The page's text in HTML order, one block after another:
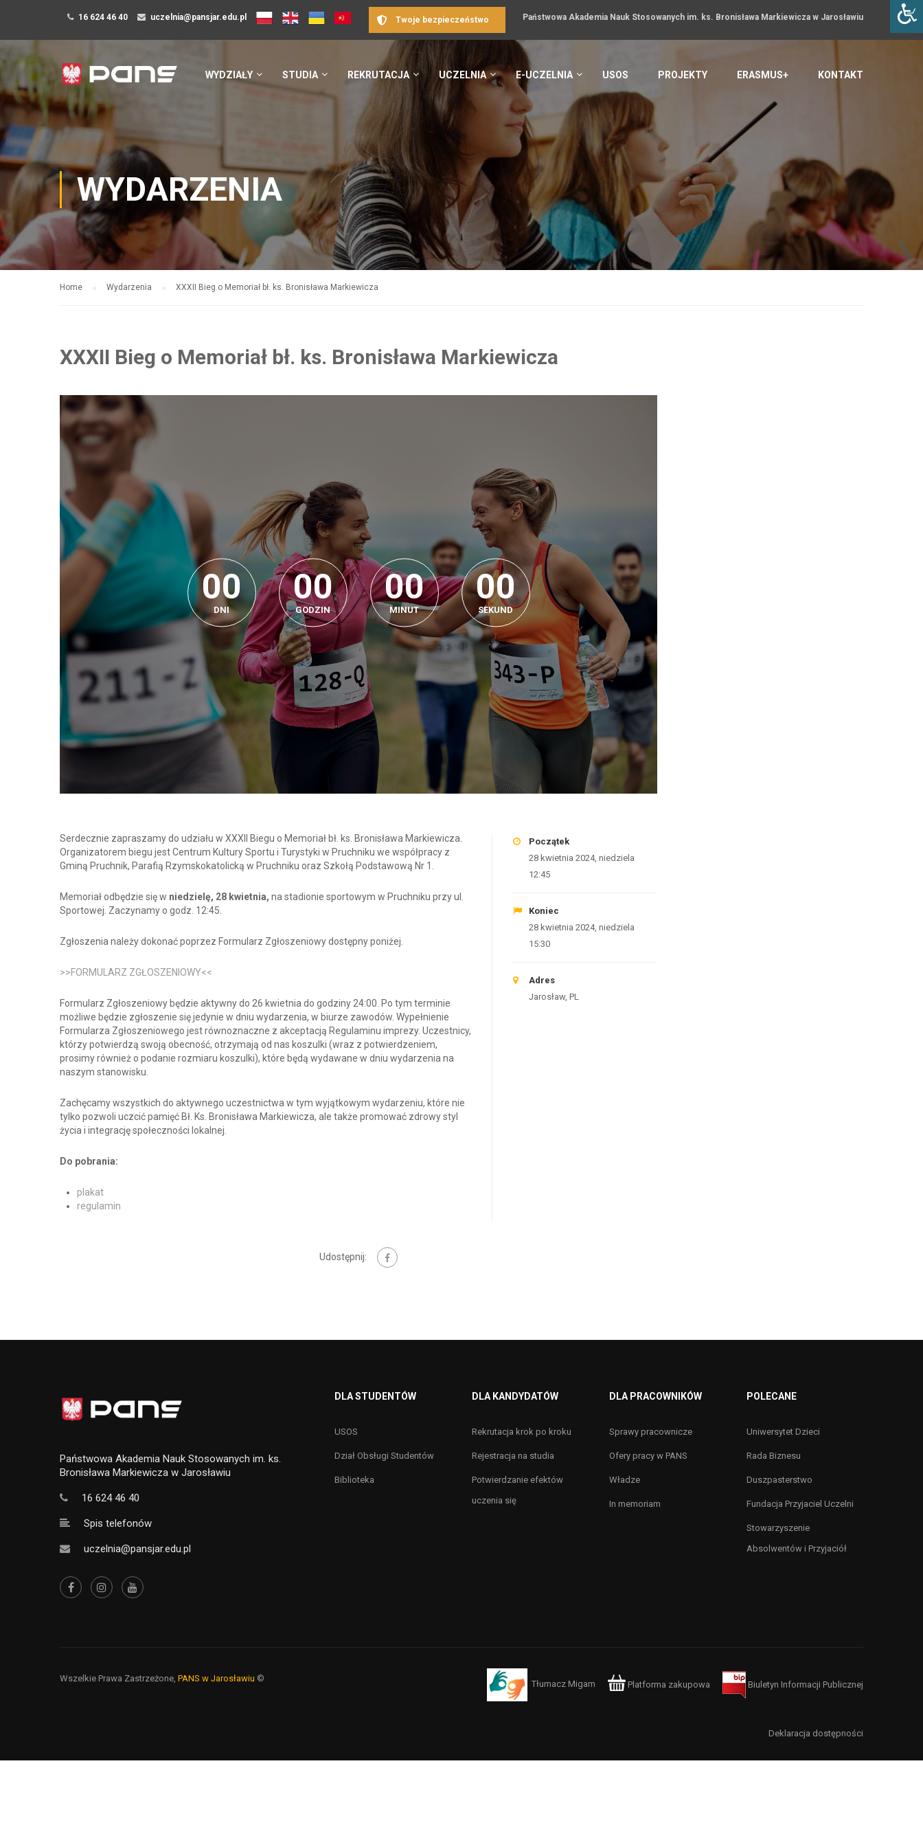
16 624 46 40 uczelnia@pansjar.edu.pl Państwowa Akademia Nauk Stosowanych im. ks. Bronisława Markiewicza w Jarosławiu
Twoje bezpieczeństwo
WYDZIAŁY STUDIA REKRUTACJA UCZELNIA E-UCZELNIA USOS PROJEKTY ERASMUS+ KONTAKT
WYDARZENIA
Home Wydarzenia XXXII Bieg o Memoriał bł. ks. Bronisława Markiewicza
XXXII Bieg o Memoriał bł. ks. Bronisława Markiewicza
0
00
00
DNI
00
00
GODZIN
00
00
MINUT
00
00
SEKUND
Serdecznie zapraszamy do udziału w XXXII Biegu o Memoriał bł. ks. Bronisława Markiewicza.
Organizatorem biegu jest Centrum Kultury Sportu i Turystyki w Pruchniku we współpracy z
Gminą Pruchnik, Parafią Rzymskokatolicką w Pruchniku oraz Szkołą Podstawową Nr 1.
Memoriał odbędzie się w niedzielę, 28 kwietnia, na stadionie sportowym w Pruchniku przy ul.
Sportowej. Zaczynamy o godz. 12:45.
Zgłoszenia należy dokonać poprzez Formularz Zgłoszeniowy dostępny poniżej.
>>FORMULARZ ZGŁOSZENIOWY<<
Formularz Zgłoszeniowy będzie aktywny do 26 kwietnia do godziny 24:00. Po tym terminie
możliwe będzie zgłoszenie się jedynie w dniu wydarzenia, w biurze zawodów. Wypełnienie
Formularza Zgłoszeniowego jest równoznaczne z akceptacją Regulaminu imprezy. Uczestnicy,
którzy potwierdzą swoją obecność, otrzymają od nas koszulki (wraz z potwierdzeniem,
prosimy również o podanie rozmiaru koszulki), które będą wydawane w dniu wydarzenia na
naszym stanowisku.
Zachęcamy wszystkich do aktywnego uczestnictwa w tym wyjątkowym wydarzeniu, które nie
tylko pozwoli uczcić pamięć Bł. Ks. Bronisława Markiewicza, ale także promować zdrowy styl
życia i integrację społeczności lokalnej.
Do pobrania:
plakat
regulamin
Początek
28 kwietnia 2024, niedziela
12:45
Koniec
28 kwietnia 2024, niedziela
15:30
Adres
Jarosław, PL
Udostępnij:
Państwowa Akademia Nauk Stosowanych im. ks.
Bronisława Markiewicza w Jarosławiu
16 624 46 40
Spis telefonów
uczelnia@pansjar.edu.pl
DLA STUDENTÓW
USOS
Dział Obsługi Studentów
Biblioteka
DLA KANDYDATÓW
Rekrutacja krok po kroku
Rejestracja na studia
Potwierdzanie efektów
uczenia się
DLA PRACOWNIKÓW
Sprawy pracownicze
Ofery pracy w PANS
Władze
In memoriam
POLECANE
Uniwersytet Dzieci
Rada Biznesu
Duszpasterstwo
Fundacja Przyjaciel Uczelni
Stowarzyszenie
Absolwentów i Przyjaciół
Wszelkie Prawa Zastrzeżone, PANS w Jarosławiu ©
Tłumacz Migam Platforma zakupowa Biuletyn Informacji Publicznej
Deklaracja dostępności